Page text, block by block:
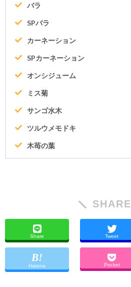
バラ
SPバラ
カーネーション
SPカーネーション
オンシジューム
ミス菊
サンゴ水木
ツルウメモドキ
木苺の葉
SHARE
Share Tweet
Hatena Pocket